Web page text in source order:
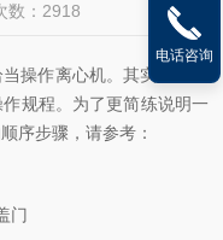
数：2918
操作离心机。其实，在我
规程。为了更简练说明一
序步骤，请参考：
门
电话咨询